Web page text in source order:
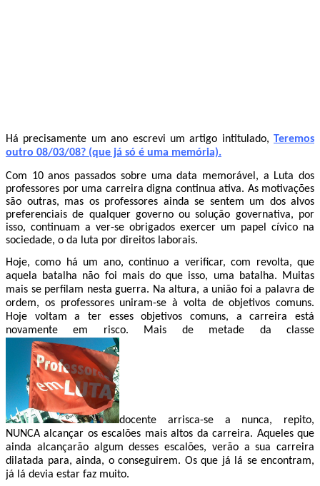
Há precisamente um ano escrevi um artigo intitulado, Teremos
outro 08/03/08? (que já só é uma memória).
Com 10 anos passados sobre uma data memorável, a Luta dos
professores por uma carreira digna continua ativa. As motivações
são outras, mas os professores ainda se sentem um dos alvos
preferenciais de qualquer governo ou solução governativa, por
isso, continuam a ver-se obrigados exercer um papel cívico na
sociedade, o da luta por direitos laborais.
Hoje, como há um ano, continuo a verificar, com revolta, que
aquela batalha não foi mais do que isso, uma batalha. Muitas
mais se perfilam nesta guerra. Na altura, a união foi a palavra de
ordem, os professores uniram-se à volta de objetivos comuns.
Hoje voltam a ter esses objetivos comuns, a carreira está
novamente em risco. Mais de metade da classe
docente arrisca-se a nunca, repito,
NUNCA alcançar os escalões mais altos da carreira. Aqueles que
ainda alcançarão algum desses escalões, verão a sua carreira
dilatada para, ainda, o conseguirem. Os que já lá se encontram,
já lá devia estar faz muito.